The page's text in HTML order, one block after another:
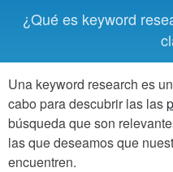
¿Qué es keyword
Una keyword research es
cabo para descubrir las las
búsqueda que son
las que deseamos que
encuentren.